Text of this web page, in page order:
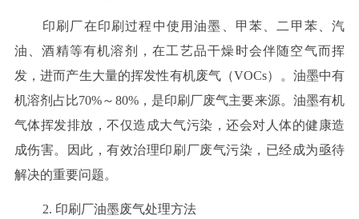
印刷厂在印刷过程中使用油墨、甲苯、二甲苯、汽
油、酒精等有机溶剂，在工艺品干燥时会伴随空气而挥
发，进而产生大量的挥发性有机废气（VOCs）。油墨中有
机溶剂占比70%～80%，是印刷厂废气主要来源。油墨有机
气体挥发排放，不仅造成大气污染，还会对人体的健康造
成伤害。因此，有效治理印刷厂废气污染，已经成为亟待
解决的重要问题。
2. 印刷厂油墨废气处理方法